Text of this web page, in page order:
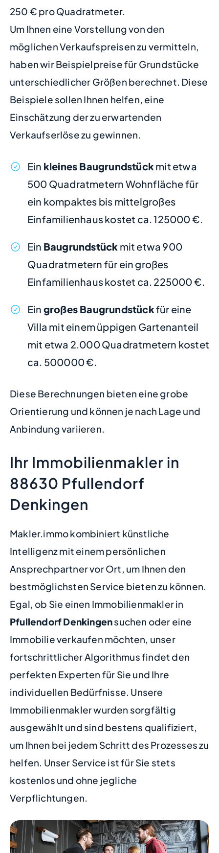
250 € pro Quadratmeter.
Um Ihnen eine Vorstellung von den
möglichen Verkaufspreisen zu vermitteln,
haben wir Beispielpreise für Grundstücke
unterschiedlicher Größen berechnet. Diese
Beispiele sollen Ihnen helfen, eine
Einschätzung der zu erwartenden
Verkaufserlöse zu gewinnen.
Ein kleines Baugrundstückmit etwa
500 Quadratmetern Wohnfläche für
ein kompaktes bis mittelgroßes
Einfamilienhaus kostet ca. 125000 €.
Ein Baugrundstück mit etwa 900
Quadratmetern für ein großes
Einfamilienhaus kostet ca. 225000 €.
Ein großes Baugrundstückfür eine
Villa mit einem üppigen Gartenanteil
mit etwa 2.000 Quadratmetern kostet
ca. 500000 €.
Diese Berechnungen bieten eine grobe
Orientierung und können je nach Lage und
Anbindung variieren.
Ihr Immobilienmakler in
88630 Pfullendorf
Denkingen
Makler.immo kombiniert künstliche
Intelligenz mit einem persönlichen
Ansprechpartner vor Ort, um Ihnen den
bestmöglichsten Service bieten zu können.
Egal, ob Sie einen Immobilienmakler in
Pfullendorf Denkingensuchen oder eine
Immobilie verkaufen möchten, unser
fortschrittlicher Algorithmus findet den
perfekten Experten für Sie und Ihre
individuellen Bedürfnisse. Unsere
Immobilienmakler wurden sorgfältig
ausgewählt und sind bestens qualifiziert,
um Ihnen bei jedem Schritt des Prozesses zu
helfen. Unser Service ist für Sie stets
kostenlos und ohne jegliche
Verpflichtungen.